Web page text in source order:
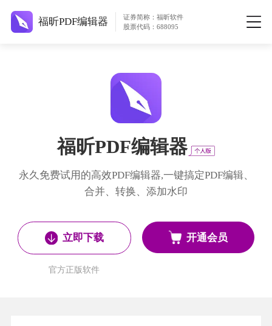
福昕PDF编辑器
证券简称：福昕软件
股票代码：688095
福昕PDF编辑器
永久免费试用的高效PDF编辑器,一键搞定PDF编辑、
合并、转换、添加水印
立即下载
官方正版软件
开通会员